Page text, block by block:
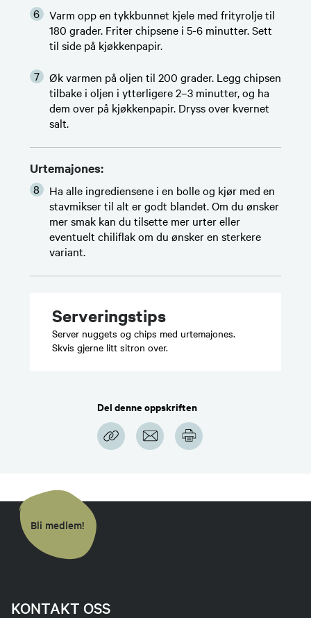
Varm opp en tykkbunnet kjele med frityrolje til
180 grader. Friter chipsene i 5-6 minutter. Sett
til side på kjøkkenpapir.
Øk varmen på oljen til 200 grader. Legg chipsen
tilbake i oljen i ytterligere 2–3 minutter, og ha
dem over på kjøkkenpapir. Dryss over kvernet
salt.
Urtemajones:
Ha alle ingrediensene i en bolle og kjør med en
stavmikser til alt er godt blandet. Om du ønsker
mer smak kan du tilsette mer urter eller
eventuelt chiliflak om du ønsker en sterkere
variant.
Serveringstips
Server nuggets og chips med urtemajones.
Skvis gjerne litt sitron over.
Del denne oppskriften
Bli medlem!
KONTAKT OSS